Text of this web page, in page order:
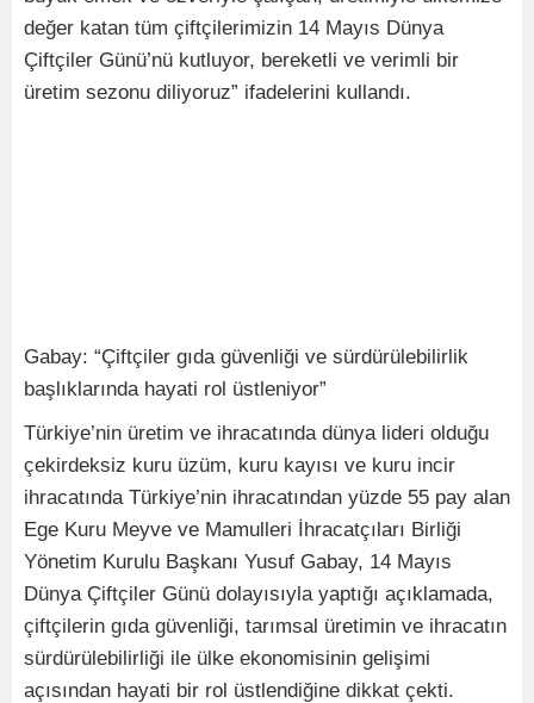
değer katan tüm çiftçilerimizin 14 Mayıs Dünya
Çiftçiler Günü’nü kutluyor, bereketli ve verimli bir
üretim sezonu diliyoruz” ifadelerini kullandı.
Gabay: “Çiftçiler gıda güvenliği ve sürdürülebilirlik
başlıklarında hayati rol üstleniyor”
Türkiye’nin üretim ve ihracatında dünya lideri olduğu
çekirdeksiz kuru üzüm, kuru kayısı ve kuru incir
ihracatında Türkiye’nin ihracatından yüzde 55 pay alan
Ege Kuru Meyve ve Mamulleri İhracatçıları Birliği
Yönetim Kurulu Başkanı Yusuf Gabay, 14 Mayıs
Dünya Çiftçiler Günü dolayısıyla yaptığı açıklamada,
çiftçilerin gıda güvenliği, tarımsal üretimin ve ihracatın
sürdürülebilirliği ile ülke ekonomisinin gelişimi
açısından hayati bir rol üstlendiğine dikkat çekti.